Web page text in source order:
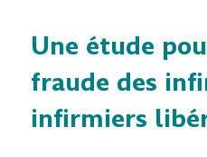
Une étude
fraude des
infirmiers